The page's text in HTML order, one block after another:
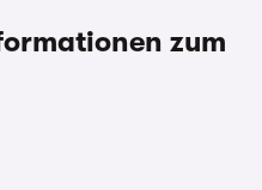
zum